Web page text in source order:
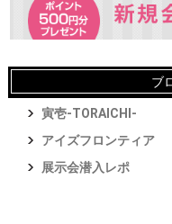
ブ
寅壱-TORAICHI-
アイズフロンティア
展示会潜入レポ